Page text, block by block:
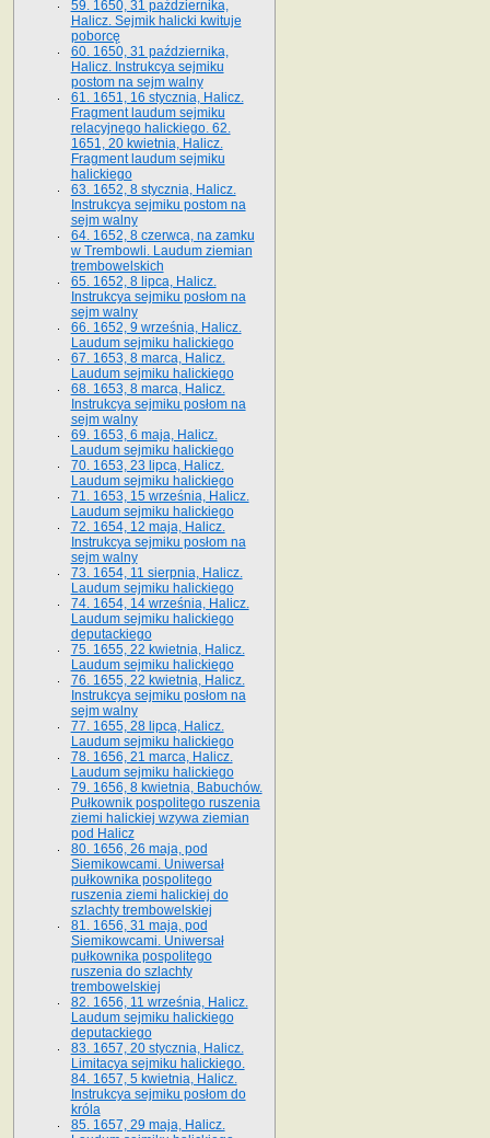
59. 1650, 31 października,
Halicz. Sejmik halicki kwituje
poborcę
60. 1650, 31 października,
Halicz. Instrukcya sejmiku
postom na sejm walny
61. 1651, 16 stycznia, Halicz.
Fragment laudum sejmiku
relacyjnego halickiego. 62.
1651, 20 kwietnia, Halicz.
Fragment laudum sejmiku
halickiego
63. 1652, 8 stycznia, Halicz.
Instrukcya sejmiku postom na
sejm walny
64. 1652, 8 czerwca, na zamku
w Trembowli. Laudum ziemian
trembowelskich
65. 1652, 8 lipca, Halicz.
Instrukcya sejmiku posłom na
sejm walny
66. 1652, 9 września, Halicz.
Laudum sejmiku halickiego
67. 1653, 8 marca, Halicz.
Laudum sejmiku halickiego
68. 1653, 8 marca, Halicz.
Instrukcya sejmiku posłom na
sejm walny
69. 1653, 6 maja, Halicz.
Laudum sejmiku halickiego
70. 1653, 23 lipca, Halicz.
Laudum sejmiku halickiego
71. 1653, 15 września, Halicz.
Laudum sejmiku halickiego
72. 1654, 12 maja, Halicz.
Instrukcya sejmiku posłom na
sejm walny
73. 1654, 11 sierpnia, Halicz.
Laudum sejmiku halickiego
74. 1654, 14 września, Halicz.
Laudum sejmiku halickiego
deputackiego
75. 1655, 22 kwietnia, Halicz.
Laudum sejmiku halickiego
76. 1655, 22 kwietnia, Halicz.
Instrukcya sejmiku posłom na
sejm walny
77. 1655, 28 lipca, Halicz.
Laudum sejmiku halickiego
78. 1656, 21 marca, Halicz.
Laudum sejmiku halickiego
79. 1656, 8 kwietnia, Babuchów.
Pułkownik pospolitego ruszenia
ziemi halickiej wzywa ziemian
pod Halicz
80. 1656, 26 maja, pod
Siemikowcami. Uniwersał
pułkownika pospolitego
ruszenia ziemi halickiej do
szlachty trembowelskiej
81. 1656, 31 maja, pod
Siemikowcami. Uniwersał
pułkownika pospolitego
ruszenia do szlachty
trembowelskiej
82. 1656, 11 września, Halicz.
Laudum sejmiku halickiego
deputackiego
83. 1657, 20 stycznia, Halicz.
Limitacya sejmiku halickiego.
84. 1657, 5 kwietnia, Halicz.
Instrukcya sejmiku posłom do
króla
85. 1657, 29 maja, Halicz.